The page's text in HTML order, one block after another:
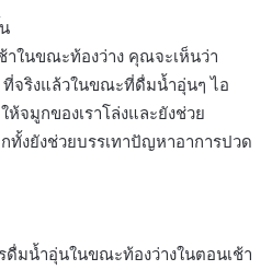
ในขณะท้องว่าง คุณจะเห็นว่า
จริงแล้วในขณะที่ดื่มน้ำอุ่นๆ ไอ
ห้จมูกของเราโล่งและยังช่วย
ทั้งยังช่วยบรรเทาปัญหาอาการปวด
ดื่มน้ำอุ่นในขณะท้องว่างในตอนเช้า